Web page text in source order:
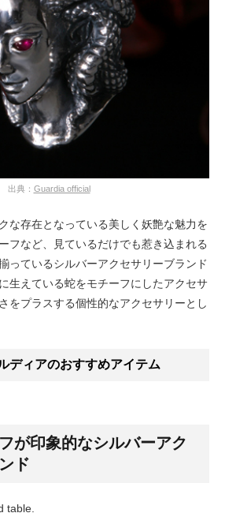
出典： Guardia official
な存在となっている美しく妖艶な魅力を
フなど、見ているだけでも惹き込まれる
っているシルバーアクセサリーブランド
生えている蛇をモチーフにしたアクセサ
をプラスする個性的なアクセサリーとし
ディアのおすすめアイテム
が印象的なシルバーアク
ド